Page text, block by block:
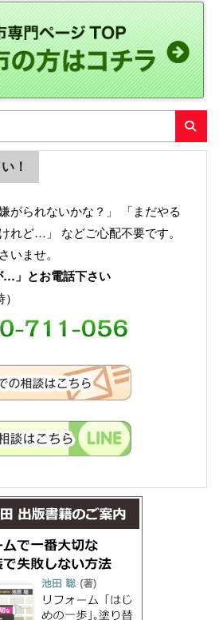
！
がられないかな？」 「まだやる
れど…」 などご心配不要です。
いませ。
…」とお電話下さい